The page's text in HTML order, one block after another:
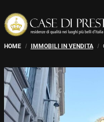
HOME / IMMOBILI IN VENDITA /